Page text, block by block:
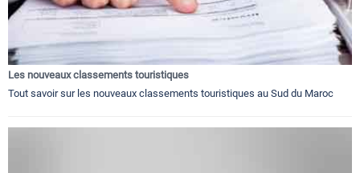
Les nouveaux classements touristiques
Tout savoir sur les nouveaux classements touristiques au Sud du Maroc